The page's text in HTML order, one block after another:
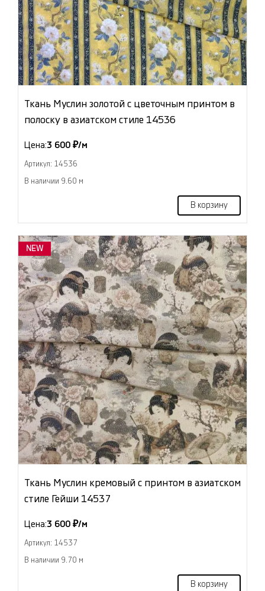
Ткань Муслин золотой с цветочным принтом в
полоску в азиатском стиле 14536
Цена:3 600 ₽/м
Артикул: 14536
В наличии 9.60 м
В корзину
NEW
Ткань Муслин кремовый с принтом в азиатском
стиле Гейши 14537
Цена:3 600 ₽/м
Артикул: 14537
В наличии 9.70 м
В корзину